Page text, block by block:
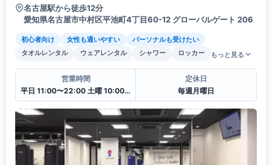
名古屋駅から徒歩12分
愛知県名古屋市中村区平池町4丁目60-12 グローバルゲート 206
初心者向け 女性も通いやすい
パーソナルも受けたい
タオルレンタル
ウェアレンタル シャワー ロッカー もっと見る
営業時間
平日 11:00〜22:00 土曜 10:00〜20:00 日・祝 10:00〜18:00
定休日
毎週月曜日